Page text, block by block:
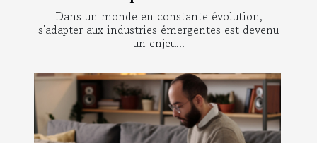
Dans un monde en constante évolution,
s'adapter aux industries émergentes est devenu
un enjeu...